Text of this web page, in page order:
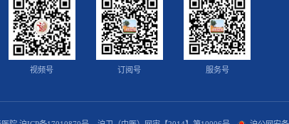
视频号 订阅号 服务号